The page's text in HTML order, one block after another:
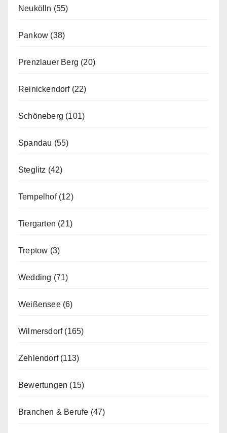
Neukölln (55)
Pankow (38)
Prenzlauer Berg (20)
Reinickendorf(22)
Schöneberg (101)
Spandau (55)
Steglitz (42)
Tempelhof(12)
Tiergarten (21)
Treptow (3)
Wedding (71)
Weißensee(6)
Wilmersdorf(165)
Zehlendorf(113)
Bewertungen (15)
Branchen & Berufe (47)